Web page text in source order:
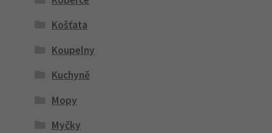
Košťata
Koupelny
Kuchyně
Mopy
Myčky